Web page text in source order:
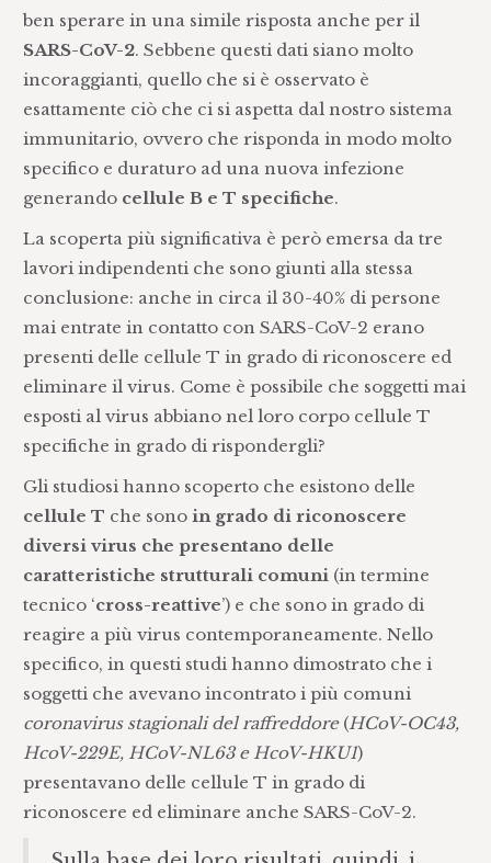
ben sperare in una simile risposta anche per il
SARS-CoV-2. Sebbene questi dati siano molto
incoraggianti, quello che si è osservato è
esattamente ciò che ci si aspetta dal nostro sistema
immunitario, ovvero che risponda in modo molto
specifico e duraturo ad una nuova infezione
generando cellule B e T specifiche.
La scoperta più significativa è però emersa da tre
lavori indipendenti che sono giunti alla stessa
conclusione: anche in circa il 30-40% di persone
mai entrate in contatto con SARS-CoV-2 erano
presenti delle cellule T in grado di riconoscere ed
eliminare il virus. Come è possibile che soggetti mai
esposti al virus abbiano nel loro corpo cellule T
specifiche in grado di rispondergli?
Gli studiosi hanno scoperto che esistono delle
cellule T che sonoin grado di riconoscere
diversi virus che presentano delle
caratteristiche strutturali comuni (in termine
tecnico ‘cross-reattive’) e che sono in grado di
reagire a più virus contemporaneamente. Nello
specifico, in questi studi hanno dimostrato che i
soggetti che avevano incontrato i più comuni
coronavirus stagionali del raffreddore(HCoV-OC43,
HcoV-229E, HCoV-NL63 e HcoV-HKU1)
presentavano delle cellule T in grado di
riconoscere ed eliminare anche SARS-CoV-2.